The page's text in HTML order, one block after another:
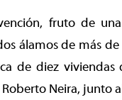
fruto de
álamos de más
de diez
Roberto Neira, junto